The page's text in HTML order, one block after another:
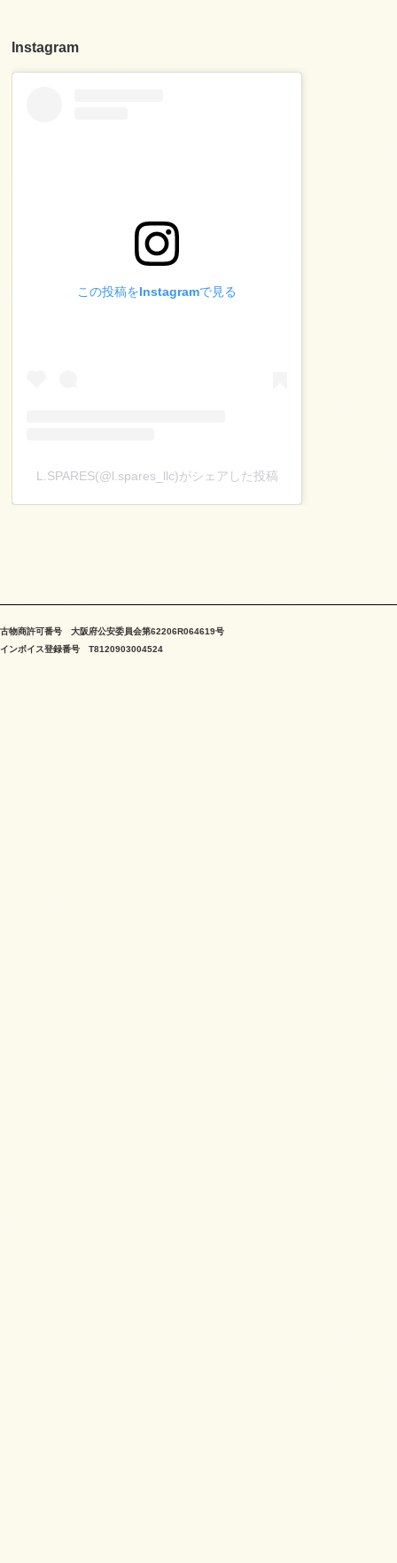
Instagram
この投稿をInstagramで見る
L.SPARES(@l.spares_llc)がシェアした投稿
古物商許可番号 大阪府公安委員会第62206R064619号
インボイス登録番号 T8120903004524